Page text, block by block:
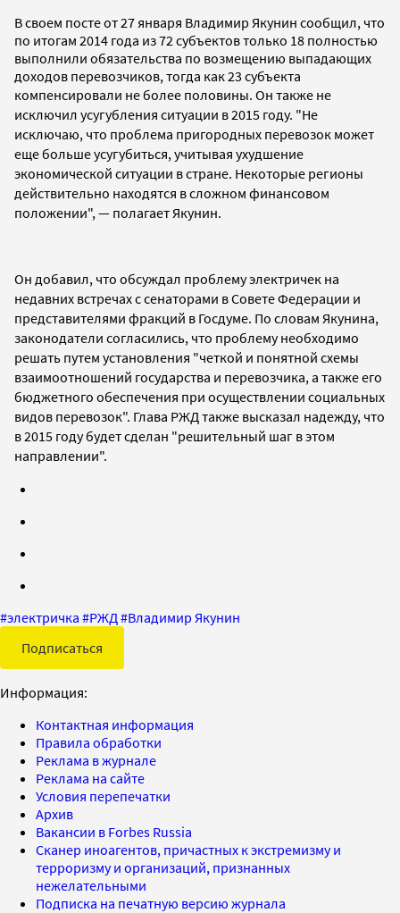
В своем посте от 27 января Владимир Якунин сообщил, что
по итогам 2014 года из 72 субъектов только 18 полностью
выполнили обязательства по возмещению выпадающих
доходов перевозчиков, тогда как 23 субъекта
компенсировали не более половины. Он также не
исключил усугубления ситуации в 2015 году. "Не
исключаю, что проблема пригородных перевозок может
еще больше усугубиться, учитывая ухудшение
экономической ситуации в стране. Некоторые регионы
действительно находятся в сложном финансовом
положении", — полагает Якунин.
Он добавил, что обсуждал проблему электричек на
недавних встречах с сенаторами в Совете Федерации и
представителями фракций в Госдуме. По словам Якунина,
законодатели согласились, что проблему необходимо
решать путем установления "четкой и понятной схемы
взаимоотношений государства и перевозчика, а также его
бюджетного обеспечения при осуществлении социальных
видов перевозок". Глава РЖД также высказал надежду, что
в 2015 году будет сделан "решительный шаг в этом
направлении".
#электричка #РЖД #Владимир Якунин
Подписаться
Информация:
Контактная информация
Правила обработки
Реклама в журнале
Реклама на сайте
Условия перепечатки
Архив
Вакансии в Forbes Russia
Сканер иноагентов, причастных к экстремизму и
терроризму и организаций, признанных
нежелательными
Подписка на печатную версию журнала